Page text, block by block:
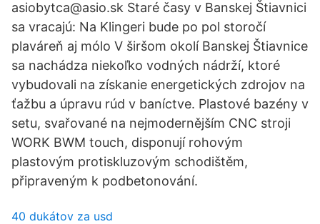
asiobytca@asio.sk Staré časy v Banskej Štiavnici
sa vracajú: Na Klingeri bude po pol storočí
plaváreň aj mólo V širšom okolí Banskej Štiavnice
sa nachádza niekoľko vodných nádrží, ktoré
vybudovali na získanie energetických zdrojov na
ťažbu a úpravu rúd v baníctve. Plastové bazény v
setu, svařované na nejmodernějším CNC stroji
WORK BWM touch, disponují rohovým
plastovým protiskluzovým schodištěm,
připraveným k podbetonování.
40 dukátov za usd